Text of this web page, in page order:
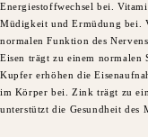
Energiestoffwechsel bei.
Müdigkeit und Ermüdung bei.
normalen Funktion des
Eisen trägt zu einem
Kupfer erhöhen die
im Körper bei. Zink trägt zu
unterstützt die Gesundheit des